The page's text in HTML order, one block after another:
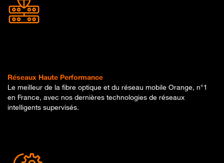
Réseaux Haute Performance
Le meilleur de la fibre optique et du réseau mobile Orange, n°1
en France, avec nos dernières technologies de réseaux
intelligents supervisés.